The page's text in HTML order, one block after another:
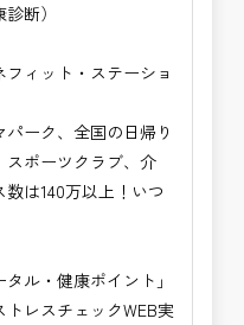
断）
ィット・ステーショ
ーク、全国の日帰り
スポーツクラブ、介
は140万以上！いつ
ル・健康ポイント」
レスチェックWEB実